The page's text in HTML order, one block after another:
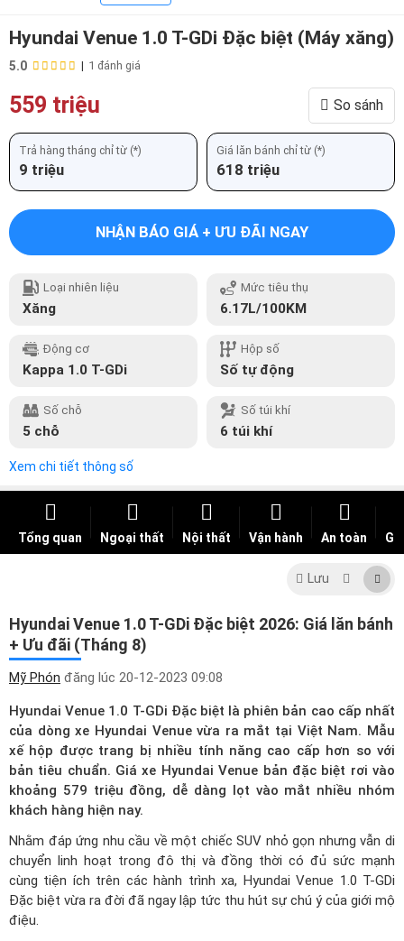
Hyundai Venue 1.0 T-GDi Đặc biệt (Máy xăng)
5.0 | 1 đánh giá
559 triệu So sánh
Trả hàng tháng chỉ từ (*)
9 triệu
Giá lăn bánh chỉ từ (*)
618 triệu
NHẬN BÁO GIÁ + ƯU ĐÃI NGAY
Loại nhiên liệu
Xăng
Mức tiêu thụ
6.17L/100KM
Động cơ
Kappa 1.0 T-GDi
Hộp số
Số tự động
Số chỗ
5 chỗ
Số túi khí
6 túi khí
Xem chi tiết thông số
Tổng quan Ngoại thất Nội thất Vận hành An toàn
Lưu
Hyundai Venue 1.0 T-GDi Đặc biệt 2026: Giá lăn bánh
+ Ưu đãi (Tháng 8)
Mỹ Phón đăng lúc 20-12-2023 09:08
Hyundai Venue 1.0 T-GDi Đặc biệt là phiên bản cao cấp nhất
của dòng xe Hyundai Venue vừa ra mắt tại Việt Nam. Mẫu
xế hộp được trang bị nhiều tính năng cao cấp hơn so với
bản tiêu chuẩn. Giá xe Hyundai Venue bản đặc biệt rơi vào
khoảng 579 triệu đồng, dễ dàng lọt vào mắt nhiều nhóm
khách hàng hiện nay.
Nhằm đáp ứng nhu cầu về một chiếc SUV nhỏ gọn nhưng vẫn di
chuyển linh hoạt trong đô thị và đồng thời có đủ sức mạnh
cùng tiện ích trên các hành trình xa, Hyundai Venue 1.0 T-GDi
Đặc biệt vừa ra đời đã ngay lập tức thu hút sự chú ý của giới mộ
điệu.